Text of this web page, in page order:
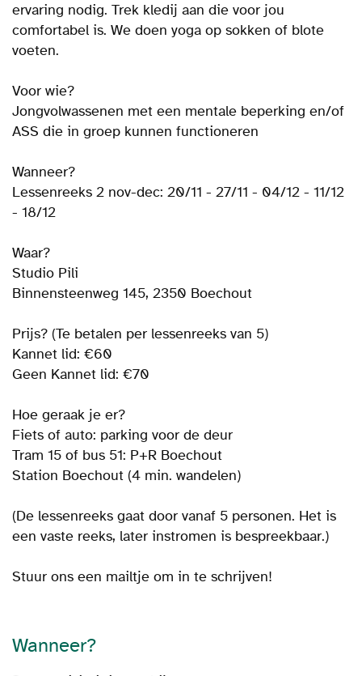
ervaring nodig. Trek kledij aan die voor jou
comfortabel is. We doen yoga op sokken of blote
voeten.
Voor wie?
Jongvolwassenen met een mentale beperking en/of
ASS die in groep kunnen functioneren
Wanneer?
Lessenreeks 2 nov-dec: 20/11 - 27/11 - 04/12 - 11/12
- 18/12
Waar?
Studio Pili
Binnensteenweg 145, 2350 Boechout
Prijs? (Te betalen per lessenreeks van 5)
Kannet lid: €60
Geen Kannet lid: €70
Hoe geraak je er?
Fiets of auto: parking voor de deur
Tram 15 of bus 51: P+R Boechout
Station Boechout (4 min. wandelen)
(De lessenreeks gaat door vanaf 5 personen. Het is
een vaste reeks, later instromen is bespreekbaar.)
Stuur ons een mailtje om in te schrijven!
Wanneer?